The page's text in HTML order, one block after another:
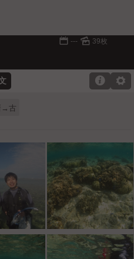
📅 --- 🌄 39枚
⚙

→古